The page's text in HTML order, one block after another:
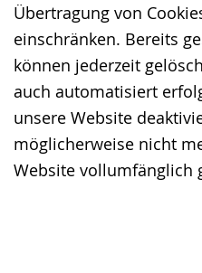
Übertragung von
einschränken. Bereits
können jederzeit
auch automatisiert
unsere Website
möglicherweise nicht
Website vollumfänglich